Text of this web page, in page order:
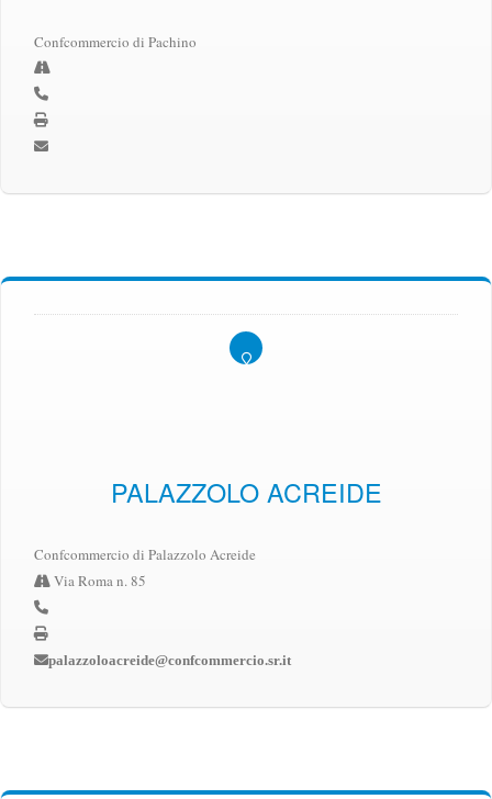
Confcommercio di Pachino
PALAZZOLO ACREIDE
Confcommercio di Palazzolo Acreide
Via Roma n. 85
palazzoloacreide@confcommercio.sr.it